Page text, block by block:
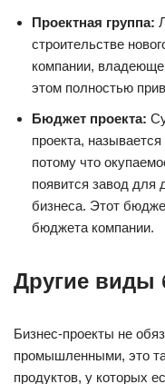
Проектная группа:
строительстве
компании,
этом полностью
Бюджет проекта:
проекта,
потому что
появится завод для
бизнеса. Этот
бюджета компании.
Другие виды
Бизнес-проекты не
промышленными, это
продуктов, у которых